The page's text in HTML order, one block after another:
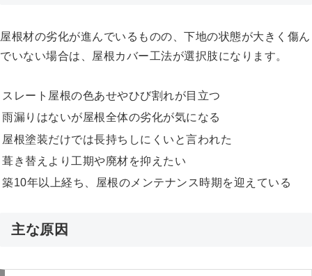
屋根材の劣化が進んでいるものの、下地の状態が大きく傷ん
でいない場合は、屋根カバー工法が選択肢になります。
スレート屋根の色あせやひび割れが目立つ
雨漏りはないが屋根全体の劣化が気になる
屋根塗装だけでは長持ちしにくいと言われた
葺き替えより工期や廃材を抑えたい
築10年以上経ち、屋根のメンテナンス時期を迎えている
主な原因